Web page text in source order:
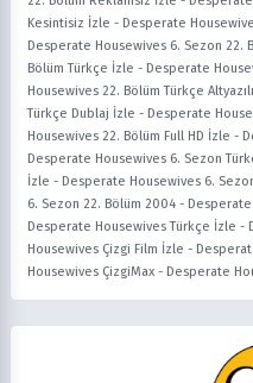
Kesintisiz İzle - Desperate
Desperate Housewives 6. Sezon 22.
Bölüm Türkçe İzle - Desperate
Housewives 22. Bölüm Türkçe
Türkçe Dublaj İzle - Desperate
Housewives 22. Bölüm Full HD İzle -
Desperate Housewives 6. Sezon
İzle - Desperate Housewives 6.
6. Sezon 22. Bölüm 2004 -
Desperate Housewives Türkçe İzle -
Housewives Çizgi Film İzle -
Housewives ÇizgiMax - Desperate